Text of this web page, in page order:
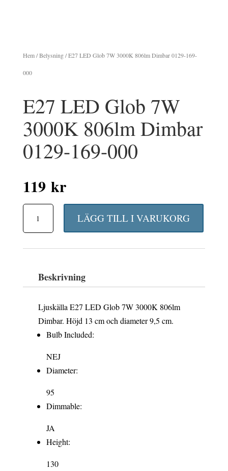
Hem/Belysning/ E27 LED Glob 7W 3000K 806lm Dimbar 0129-169-
000
E27 LED Glob 7W
3000K 806lm Dimbar
0129-169-000
119 kr
LED
Glob
3000K
Dimbar
0129-
LÄGG TILL I VARUKORG
Beskrivning
Ljuskälla E27 LED Glob 7W 3000K 806lm
Dimbar. Höjd 13 cm och diameter 9,5 cm.
Bulb Included:
NEJ
Diameter:
95
Dimmable:
JA
Height:
130